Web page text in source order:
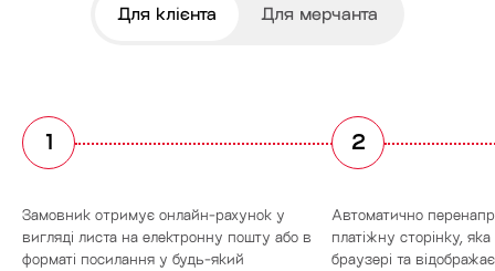
Для клієнта Для мерчанта
Замовник отримує онлайн-рахунок у
вигляді листа на електронну пошту або в
форматі посилання у будь-який
Автоматично
платіжну сторінку,
браузері та